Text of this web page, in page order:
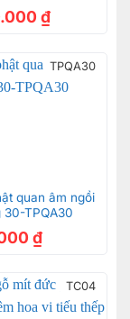
₫
TPQA30
quan âm ngồi
30-TPQA30
₫
TC04